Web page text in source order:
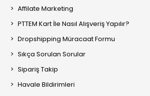
Affilate Marketing
PTTEM Kart İle Nasıl Alışveriş Yapılır?
Dropshipping Müracaat Formu
Sıkça Sorulan Sorular
Sipariş Takip
Havale Bildirimleri